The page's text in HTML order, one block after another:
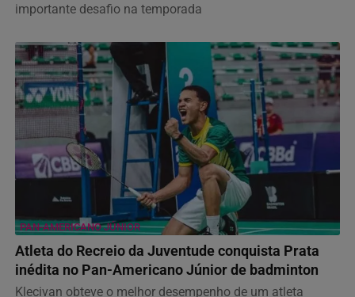
importante desafio na temporada
PAN-AMERICANO JÚNIOR
Atleta do Recreio da Juventude conquista Prata
inédita no Pan-Americano Júnior de badminton
Klecivan obteve o melhor desempenho de um atleta